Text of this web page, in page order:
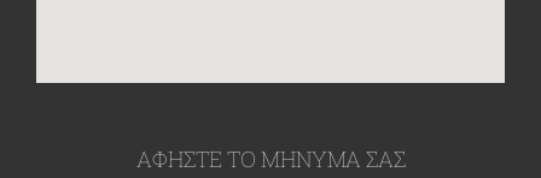
ΑΦΗΣΤΕ ΤΟ ΜΗΝΥΜΑ ΣΑΣ